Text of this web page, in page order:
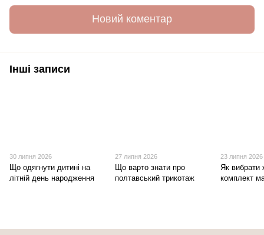
Новий коментар
Інші записи
30 липня 2026
Що одягнути дитині на
літній день народження
27 липня 2026
Що варто знати про
полтавський трикотаж
23 липня 2026
Як вибрати
комплект